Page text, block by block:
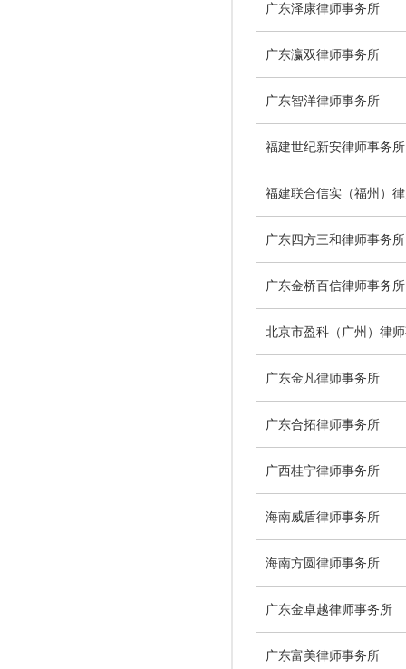
广东泽康律师事务所
广东瀛双律师事务所
广东智洋律师事务所
福建世纪新安律师事务所
福建联合信实（福州）
广东四方三和律师事务所
广东金桥百信律师事务所
北京市盈科（广州）律
广东金凡律师事务所
广东合拓律师事务所
广西桂宁律师事务所
海南威盾律师事务所
海南方圆律师事务所
广东金卓越律师事务所
广东富美律师事务所